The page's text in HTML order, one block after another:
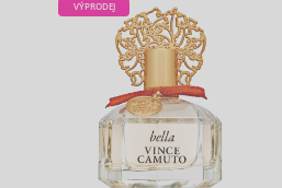
VÝPRODEJ